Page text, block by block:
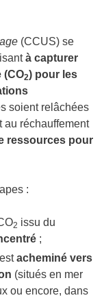
(CCUS) se
à capturer
(CO2) pour les
soient relâchées
au réchauffement
ressources pour
:
2 issu du
;
estacheminé vers
(situés en mer
ou encore, dans